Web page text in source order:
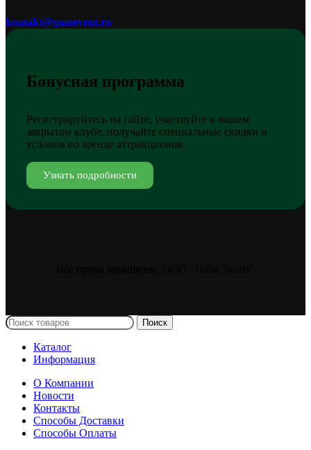
kontakt@gamevent.ru
Бонусная программа
Регистрируйтесь на сайте, участвуйте в нашем
закрытом клубе, получайте специальные скидки и
условия по аренде аттракционов.
Узнать подробности
Поиск
Каталог
Информация
О Компании
Новости
Контакты
Способы Доставки
Способы Оплаты